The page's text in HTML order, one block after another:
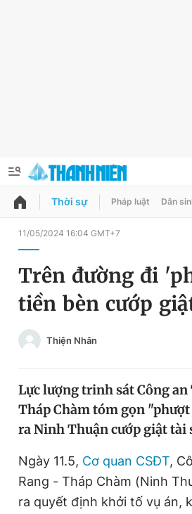
QUẢNG CÁO
Chuyên mục
Chuyên mục khác
Tin thị trường Tin
Sản phẩm khác
Đổi mật khẩu
Tin đã lưu
Tin đã xem
Đăng xuất
Thời sự Pháp luật Dân
11/05/2024 16:04 GMT+7
Trên đường đi
tiền bèn cướp
Thiện Nhân
Lực lượng trinh sát Công an
Tháp Chàm tóm gọn
ra Ninh Thuận cướp giật tài
Ngày 11.5, Cơ quan CSĐT,
Rang - Tháp Chàm (Ninh
ra quyết định khởi tố vụ án,